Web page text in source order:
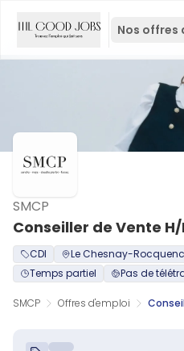
Nos offres
SMCP
CDI Le Chesnay-
Temps partiel
Pas de
SMCP Offres d'emploi